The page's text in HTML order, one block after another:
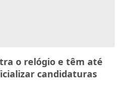
o relógio e têm até
candidaturas